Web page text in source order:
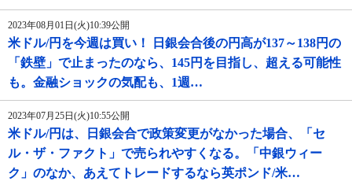
2023年08月01日(火)10:39公開
米ドル/円を今週は買い！ 日銀会合後の円高が137～138円の
「鉄壁」で止まったのなら、145円を目指し、超える可能性
も。金融ショックの気配も、1週…
2023年07月25日(火)10:55公開
米ドル/円は、日銀会合で政策変更がなかった場合、「セ
ル・ザ・ファクト」で売られやすくなる。「中銀ウィー
ク」のなか、あえてトレードするなら英ポンド/米…